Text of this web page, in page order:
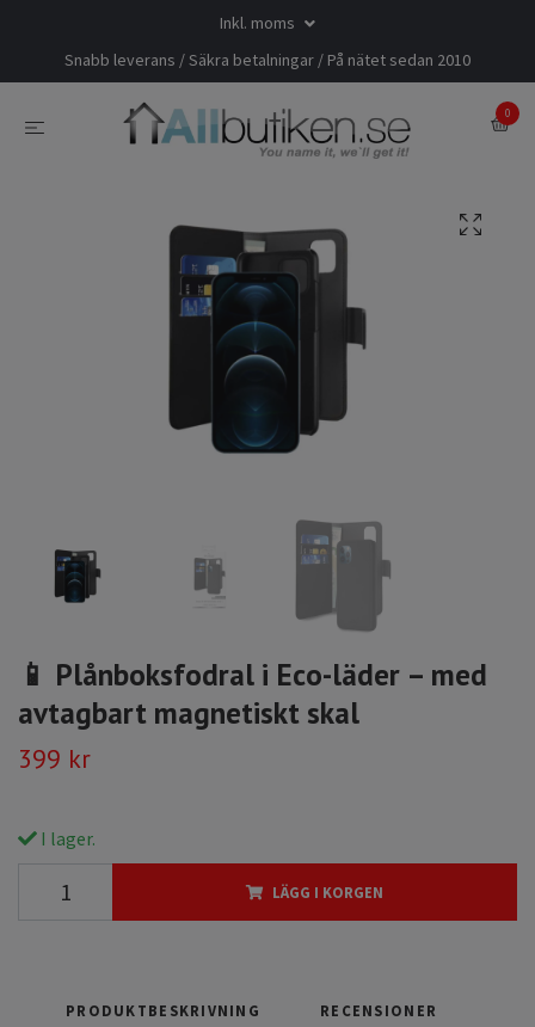
Inkl. moms
Snabb leverans / Säkra betalningar / På nätet sedan 2010
0
📱 Plånboksfodral i Eco-läder – med
avtagbart magnetiskt skal
399 kr
I lager.
LÄGG I KORGEN
PRODUKTBESKRIVNING RECENSIONER